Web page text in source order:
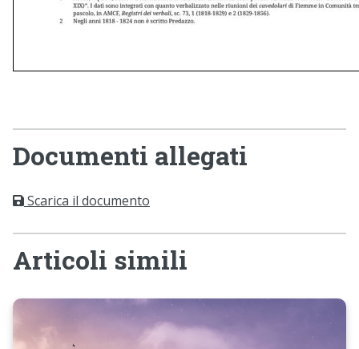
Documenti allegati
Scarica il documento
Articoli simili